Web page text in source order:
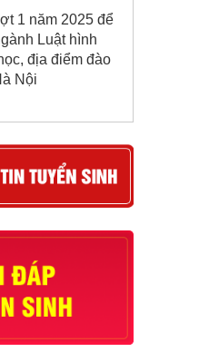
1 năm 2025 để
Luật hình
địa điểm đào
Nội